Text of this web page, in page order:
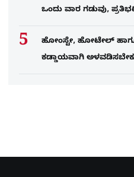
ಒಂದು ವಾರ ಗಡುವು,
ಹೋಂಸ್ಟೇ, ಹೋಟೇಲ್
ಕಡ್ಡಾಯವಾಗಿ